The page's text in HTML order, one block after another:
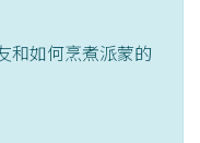
和如何烹煮派蒙的